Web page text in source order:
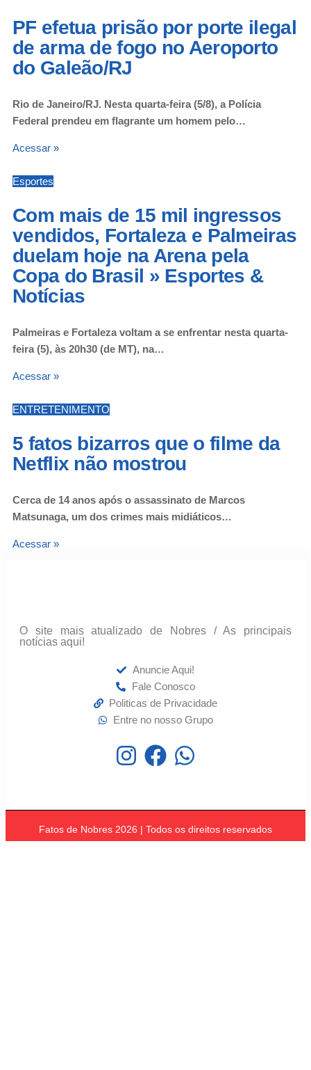
PF efetua prisão por porte ilegal
de arma de fogo no Aeroporto
do Galeão/RJ
Rio de Janeiro/RJ. Nesta quarta-feira (5/8), a Polícia
Federal prendeu em flagrante um homem pelo…
Acessar »
Esportes
Com mais de 15 mil ingressos
vendidos, Fortaleza e Palmeiras
duelam hoje na Arena pela
Copa do Brasil » Esportes &
Notícias
Palmeiras e Fortaleza voltam a se enfrentar nesta quarta-
feira (5), às 20h30 (de MT), na…
Acessar »
ENTRETENIMENTO
5 fatos bizarros que o filme da
Netflix não mostrou
Cerca de 14 anos após o assassinato de Marcos
Matsunaga, um dos crimes mais midiáticos…
Acessar »
O site mais atualizado de Nobres / As principais
notícias aqui!
Anuncie Aqui!
Fale Conosco
Politicas de Privacidade
Entre no nosso Grupo
Fatos de Nobres 2026 | Todos os direitos reservados